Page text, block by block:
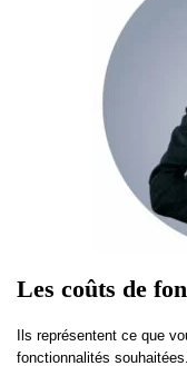
Les coûts de
Ils représentent ce que
fonctionnalités